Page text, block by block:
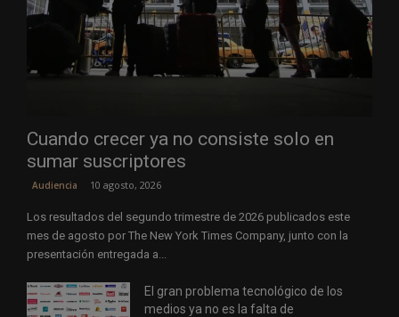
Cuando crecer ya no consiste solo en
sumar suscriptores
Audiencia 10 agosto, 2026
Los resultados del segundo trimestre de 2026 publicados este
mes de agosto por The New York Times Company, junto con la
presentación entregada a...
El gran problema tecnológico de los
medios ya no es la falta de